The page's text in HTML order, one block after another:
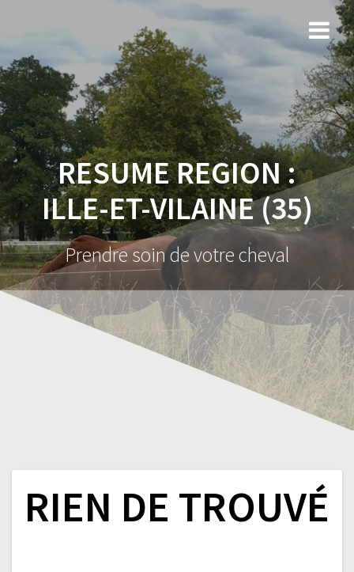
RESUME REGION :
ILLE-ET-VILAINE (35)
Prendre soin de votre cheval
RIEN DE TROUVÉ